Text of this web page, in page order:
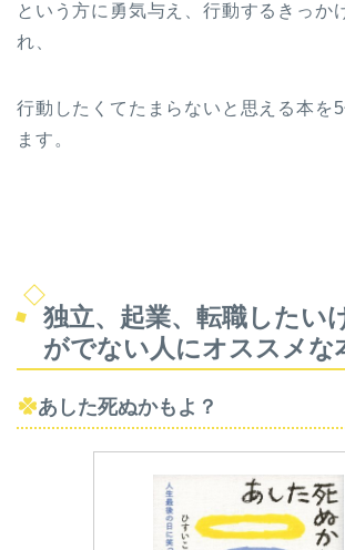
という方に勇気与え、行動するきっか
れ、
行動したくてたまらないと思える本を
ます。
独立、起業、転職したい
がでない人にオススメな
あした死ぬかもよ？